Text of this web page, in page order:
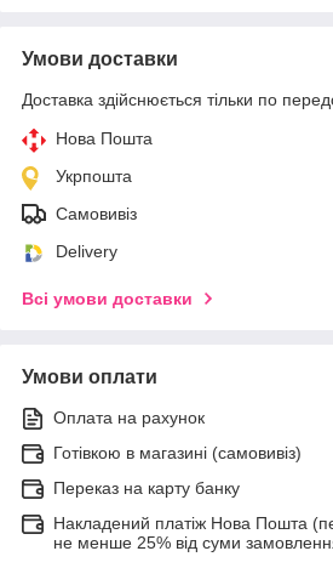
Умови доставки
Доставка здійснюється тільки по
Нова Пошта
Укрпошта
Самовивіз
Delivery
Всі умови доставки
Умови оплати
Оплата на рахунок
Готівкою в магазині (самовивіз)
Переказ на карту банку
Накладений платіж Нова Пошта
не менше 25% від суми